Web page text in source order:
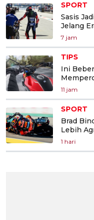
SPORT
Sasis
Jelang
7 jam
TIPS
Ini
11 jam
SPORT
Brad
Lebih
1 hari